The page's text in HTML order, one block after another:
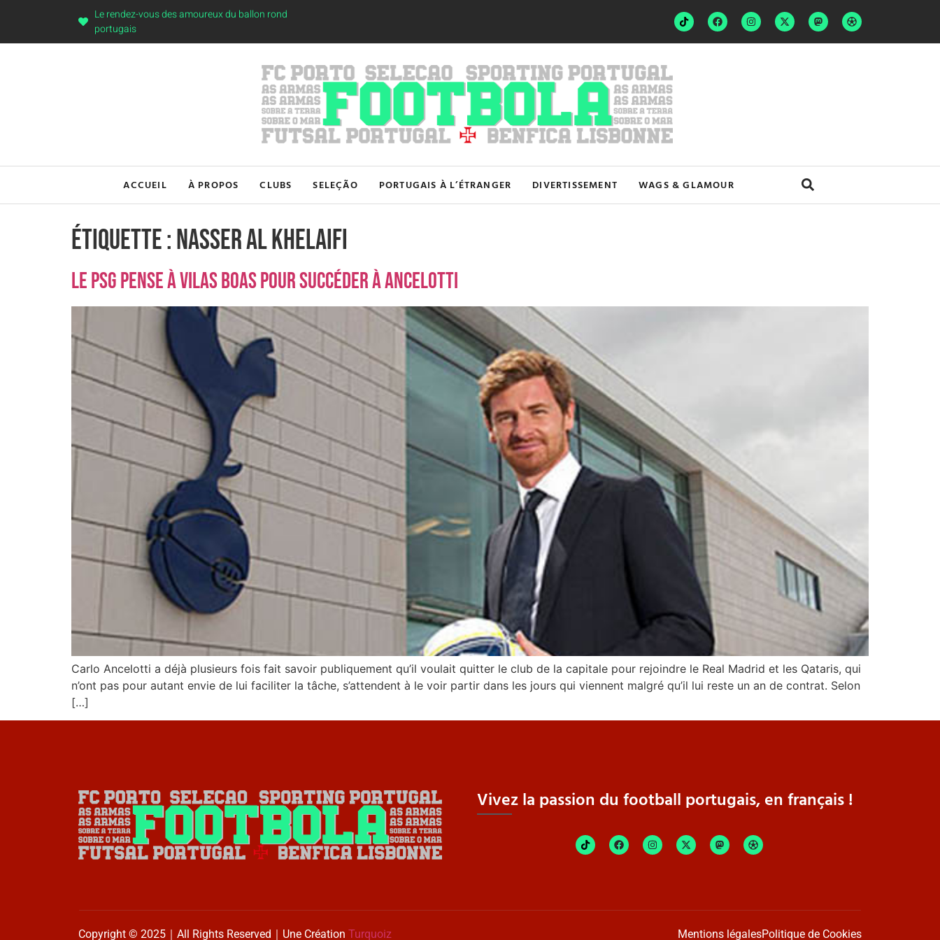
Le rendez-vous des amoureux du ballon rond
portugais
ACCUEIL À PROPOS CLUBS SELEÇÃO PORTUGAIS À L’ÉTRANGER DIVERTISSEMENT WAGS & GLAMOUR
Étiquette :Nasser Al Khelaifi
Le PSG pense à Vilas Boas pour succéder à Ancelotti
Carlo Ancelotti a déjà plusieurs fois fait savoir publiquement qu’il voulait quitter le club de la capitale pour rejoindre le Real Madrid et les Qataris, qui
n’ont pas pour autant envie de lui faciliter la tâche, s’attendent à le voir partir dans les jours qui viennent malgré qu’il lui reste un an de contrat. Selon
[…]
Vivez la passion du football portugais, en français !
Copyright © 2025｜All Rights Reserved｜Une Création Turquoiz Mentions légalesPolitique de Cookies